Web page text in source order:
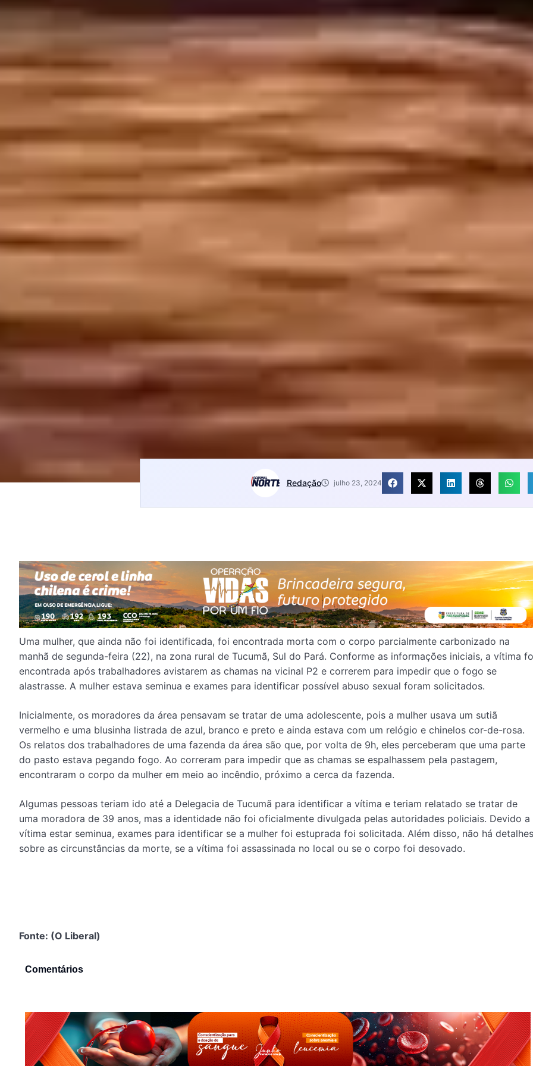
Redação julho 23, 2024
Uma mulher, que ainda não foi identificada, foi encontrada morta com o corpo parcialmente carbonizado na
manhã de segunda-feira (22), na zona rural de Tucumã, Sul do Pará. Conforme as informações iniciais, a vítima
encontrada após trabalhadores avistarem as chamas na vicinal P2 e correrem para impedir que o fogo se
alastrasse. A mulher estava seminua e exames para identificar possível abuso sexual foram solicitados.
Inicialmente, os moradores da área pensavam se tratar de uma adolescente, pois a mulher usava um sutiã
vermelho e uma blusinha listrada de azul, branco e preto e ainda estava com um relógio e chinelos cor-de-rosa.
Os relatos dos trabalhadores de uma fazenda da área são que, por volta de 9h, eles perceberam que uma parte
do pasto estava pegando fogo. Ao correram para impedir que as chamas se espalhassem pela pastagem,
encontraram o corpo da mulher em meio ao incêndio, próximo a cerca da fazenda.
Algumas pessoas teriam ido até a Delegacia de Tucumã para identificar a vítima e teriam relatado se tratar de
uma moradora de 39 anos, mas a identidade não foi oficialmente divulgada pelas autoridades policiais. Devido a
vítima estar seminua, exames para identificar se a mulher foi estuprada foi solicitada. Além disso, não há detalhes
sobre as circunstâncias da morte, se a vítima foi assassinada no local ou se o corpo foi desovado.
Fonte: (O Liberal)
Comentários